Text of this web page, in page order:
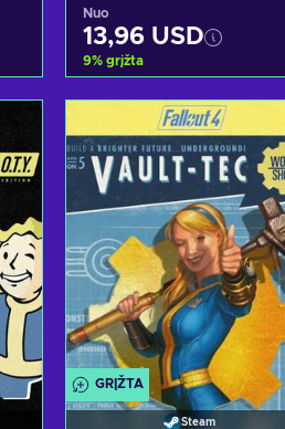
Nuo
13,96 USD
9% grįžta
Pridėti į krepšelį
Peržiūrėti pasiūlymus
GRĮŽTA
Steam